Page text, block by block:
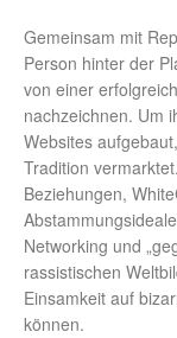
Gemeinsam mit
Person hinter der
von einer
nachzeichnen. Um
Websites
Tradition
Beziehungen,
Networking und
rassistischen
Einsamkeit auf
können.